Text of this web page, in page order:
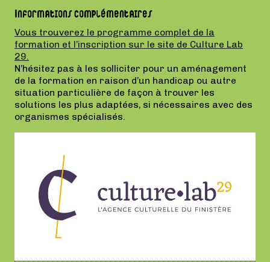
Informations complémentaires
Vous trouverez le programme complet de la
formation et l’inscription sur le site de Culture Lab
29.
N’hésitez pas à les solliciter pour un aménagement
de la formation en raison d’un handicap ou autre
situation particulière de façon à trouver les
solutions les plus adaptées, si nécessaires avec des
organismes spécialisés.